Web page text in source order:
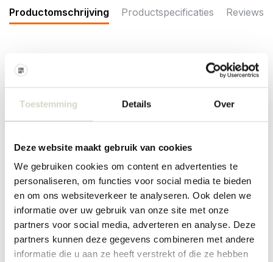
Toestemming Details Over
Deze website maakt gebruik van cookies
We gebruiken cookies om content en advertenties te
personaliseren, om functies voor social media te bieden
en om ons websiteverkeer te analyseren. Ook delen we
informatie over uw gebruik van onze site met onze
partners voor social media, adverteren en analyse. Deze
partners kunnen deze gegevens combineren met andere
informatie die u aan ze heeft verstrekt of die ze hebben
Productomschrijving Productspecificaties Reviews
De Bloomingville Heikki kopjes zijn de perfecte aanvulling op jouw
collectie mokken. Maak ieder koffie- of theemoment een stukje
Afmeting: diameter 9,5 x hoogte 7,5cm
Materiaal : aardewerk
Kleur: blauw
Overige: Met de hand gedecoreerd waardoor er per item
verschillen zijn. Geschikt voor in de vaatwasser, oven en
magnetron.
PRODUCTSPECIFICATIES
Artikelnummer 82060875